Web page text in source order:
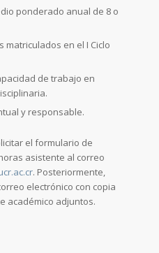
ponderado anual de 8 o
matriculados en el I Ciclo
de trabajo en
y responsable.
el formulario de
asistente al correo
. Posteriormente,
electrónico con copia
académico adjuntos.